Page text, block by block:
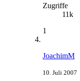
Zugriffe
11k
1
JoachimM
10. Juli 2007